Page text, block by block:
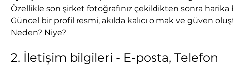
Özellikle son şirket fotoğrafınız çekildikten sonra harika
Güncel bir profil resmi, akılda kalıcı olmak ve güven
Neden? Niye?
2. İletişim bilgileri - E-posta, Telefon